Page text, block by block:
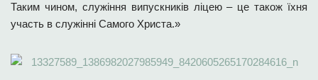
Таким чином, служіння випускників ліцею – це також їхня
участь в служінні Самого Христа.»